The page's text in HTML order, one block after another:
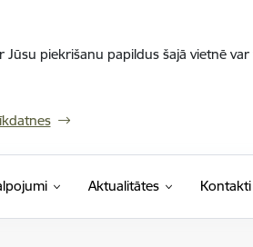
piekrišanu papildus šajā vietnē
Aktualitātes Kontakti